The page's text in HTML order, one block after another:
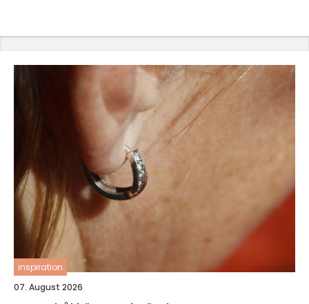
inspiration
07. August 2026